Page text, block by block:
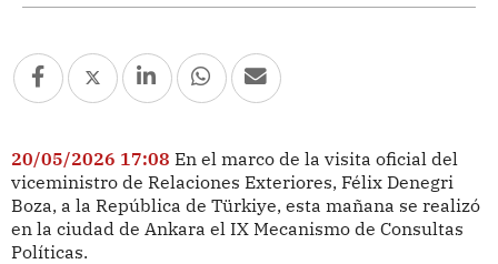
20/05/2026 17:08 En el marco de la visita oficial del
viceministro de Relaciones Exteriores, Félix Denegri
Boza, a la República de Türkiye, esta mañana se realizó
en la ciudad de Ankara el IX Mecanismo de Consultas
Políticas.